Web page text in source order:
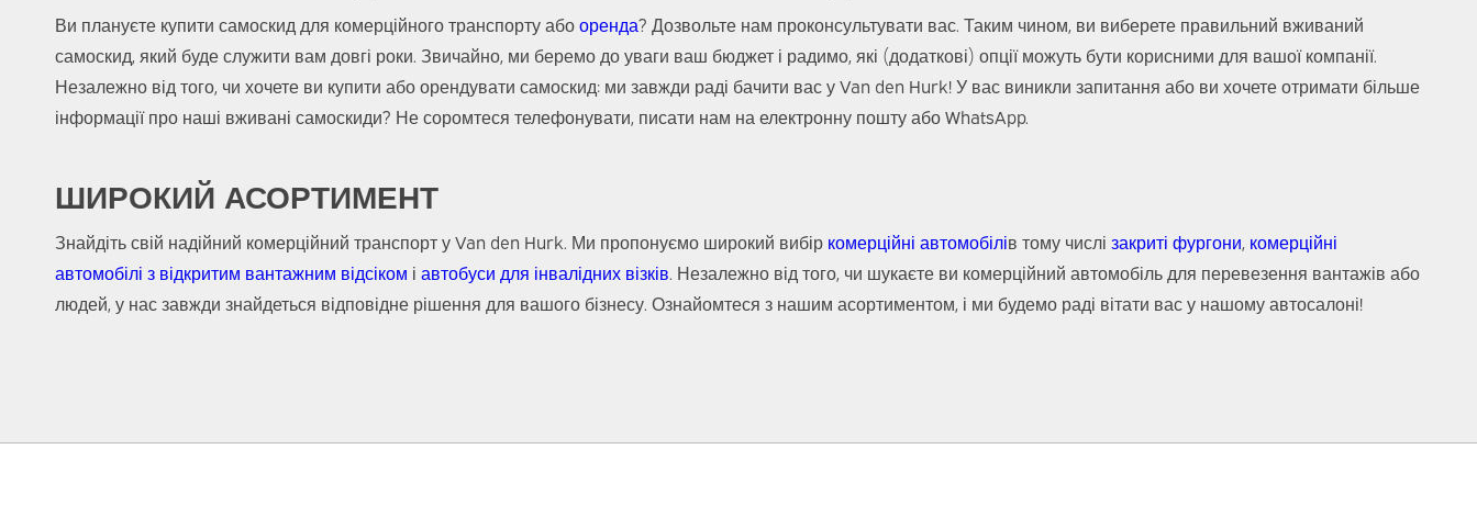
Ви плануєте купити самоскид для комерційного транспорту абооренда? Дозвольте нам проконсультувати вас. Таким чином, ви виберете правильний вживаний
самоскид, який буде служити вам довгі роки. Звичайно, ми беремо до уваги ваш бюджет і радимо, які (додаткові) опції можуть бути корисними для вашої компанії.
Незалежно від того, чи хочете ви купити або орендувати самоскид: ми завжди раді бачити вас у Van den Hurk! У вас виникли запитання або ви хочете отримати більше
інформації про наші вживані самоскиди? Не соромтеся телефонувати, писати нам на електронну пошту або WhatsApp.
ШИРОКИЙ АСОРТИМЕНТ
Знайдіть свій надійний комерційний транспорт у Van den Hurk. Ми пропонуємо широкий вибір комерційні автомобілів тому числі закриті фургони, комерційні
автомобілі з відкритим вантажним відсіком і автобуси для інвалідних візків. Незалежно від того, чи шукаєте ви комерційний автомобіль для перевезення вантажів або
людей, у нас завжди знайдеться відповідне рішення для вашого бізнесу. Ознайомтеся з нашим асортиментом, і ми будемо раді вітати вас у нашому автосалоні!